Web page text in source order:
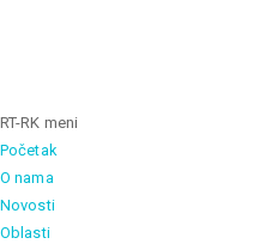
RT-RK meni
Početak
O nama
Novosti
Oblasti